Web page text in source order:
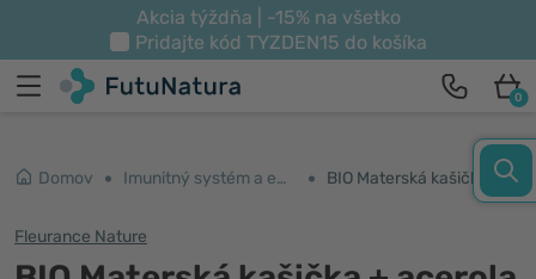
Akcia týždňa | -15% na všetko
Pridajte kód TYZDEN15 do košíka
0
Domov Imunitný systém a energia BIO Materská kašička + acerola
Fleurance Nature